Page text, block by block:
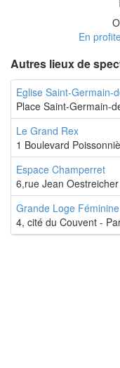
En
Autres lieux de
Eglise Saint-Germain-
Place Saint-Germain-
Le Grand Rex
1 Boulevard
Espace Champerret
6,rue Jean
Grande Loge
4, cité du Couvent -